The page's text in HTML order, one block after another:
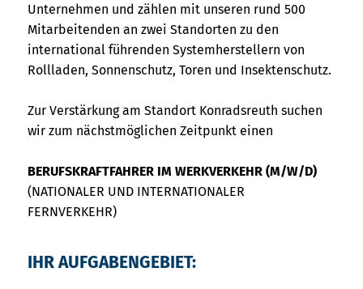
Unternehmen und zählen mit unseren rund 500
Mitarbeitenden an zwei Standorten zu den
international führenden Systemherstellern von
Rollladen, Sonnenschutz, Toren und Insektenschutz.
Zur Verstärkung am Standort Konradsreuth suchen
wir zum nächstmöglichen Zeitpunkt einen
BERUFSKRAFTFAHRER IM WERKVERKEHR (M/W/D)
(NATIONALER UND INTERNATIONALER
FERNVERKEHR)
IHR AUFGABENGEBIET: